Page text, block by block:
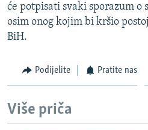
POPLAVE I KLIZIŠTA U BIH 2024.
TV LIBERTY
TRI DECENIJE OD RATA U BIH
SVE KARTE DEJTONA
Sve RFE/RL stranice
će potpisati svaki sporazum o
osim onog kojim bi kršio
BiH.
Podijelite Pratite nas
Više priča